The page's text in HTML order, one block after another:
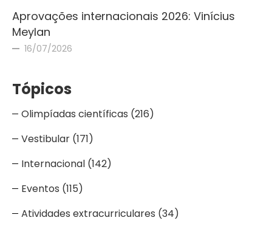
Aprovações internacionais 2026: Vinícius
Meylan
16/07/2026
Tópicos
Olimpíadas científicas (216)
Vestibular (171)
Internacional (142)
Eventos (115)
Atividades extracurriculares (34)